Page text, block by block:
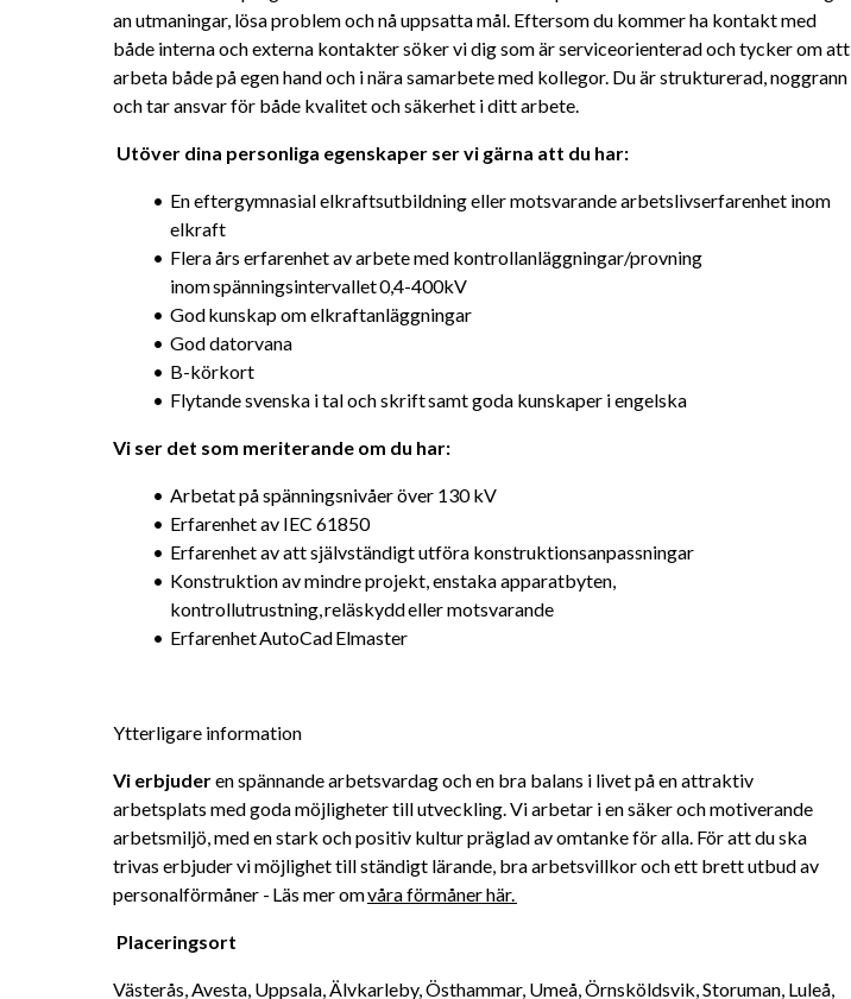
an utmaningar, lösa problem och nå uppsatta mål. Eftersom du kommer ha kontakt med
både interna och externa kontakter söker vi dig som är serviceorienterad och tycker om att
arbeta både på egen hand och i nära samarbete med kollegor. Du är strukturerad, noggrann
och tar ansvar för både kvalitet och säkerhet i ditt arbete.
Utöver dina personliga egenskaper ser vi gärna att du har:
En eftergymnasial elkraftsutbildning eller motsvarande arbetslivserfarenhet inom
elkraft
Flera års erfarenhet av arbete med kontrollanläggningar/provning
inom spänningsintervallet 0,4-400kV
God kunskap om elkraftanläggningar
God datorvana
B-körkort
Flytande svenska i tal och skrift samt goda kunskaper i engelska
Vi ser det som meriterande om du har:
Arbetat på spänningsnivåer över 130 kV
Erfarenhet av IEC 61850
Erfarenhet av att självständigt utföra konstruktionsanpassningar
Konstruktion av mindre projekt, enstaka apparatbyten,
kontrollutrustning, reläskydd eller motsvarande
Erfarenhet AutoCad Elmaster
Ytterligare information
Vi erbjuder en spännande arbetsvardag och en bra balans i livet på en attraktiv
arbetsplats med goda möjligheter till utveckling. Vi arbetar i en säker och motiverande
arbetsmiljö, med en stark och positiv kultur präglad av omtanke för alla. För att du ska
trivas erbjuder vi möjlighet till ständigt lärande, bra arbetsvillkor och ett brett utbud av
personalförmåner - Läs mer om våra förmåner här.
Placeringsort
Västerås, Avesta, Uppsala, Älvkarleby, Östhammar, Umeå, Örnsköldsvik, Storuman, Luleå,